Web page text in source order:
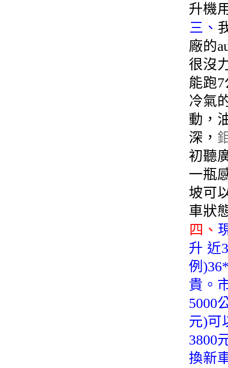
升機
三、
廠的
很沒
能跑
冷氣
動，
深，
初聽
一瓶
坡可
車狀
四、
升 近
例
貴。
5000
元)可
3800
換新